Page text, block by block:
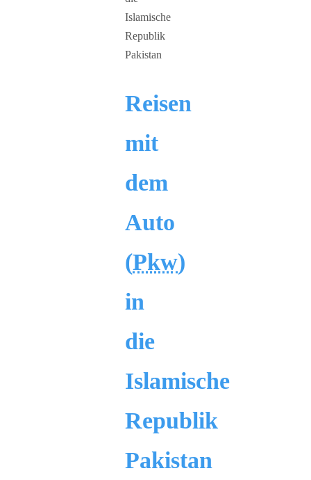
Reisen
mit
dem
Auto
(Pkw)
in
die
Islamische
Republik
Pakistan